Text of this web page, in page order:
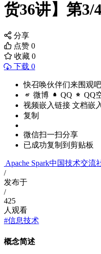
货36讲】第3/
分享
点赞 0
收藏 0
下载 0
快召唤伙伴们来围观吧
微博 QQ QQ
视频嵌入链接 文档嵌
复制
微信扫一扫分享
已成功复制到剪贴板
Apache Spark中国技术交流
/
发布于
/
425
人观看
#信息技术
概念简述